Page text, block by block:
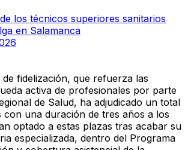
los técnicos superiores sanitarios
en Salamanca
fidelización, que refuerza las
activa de profesionales por parte
de Salud, ha adjudicado un total
con una duración de tres años a los
optado a estas plazas tras acabar su
especializada, dentro del Programa